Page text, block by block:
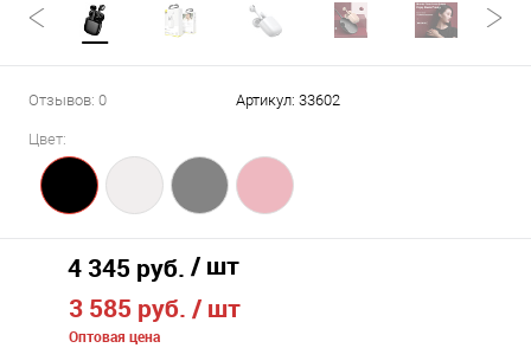
Отзывов: 0 Артикул: 33602
Цвет:
4 345 руб. / шт
3 585 руб. / шт
Оптовая цена